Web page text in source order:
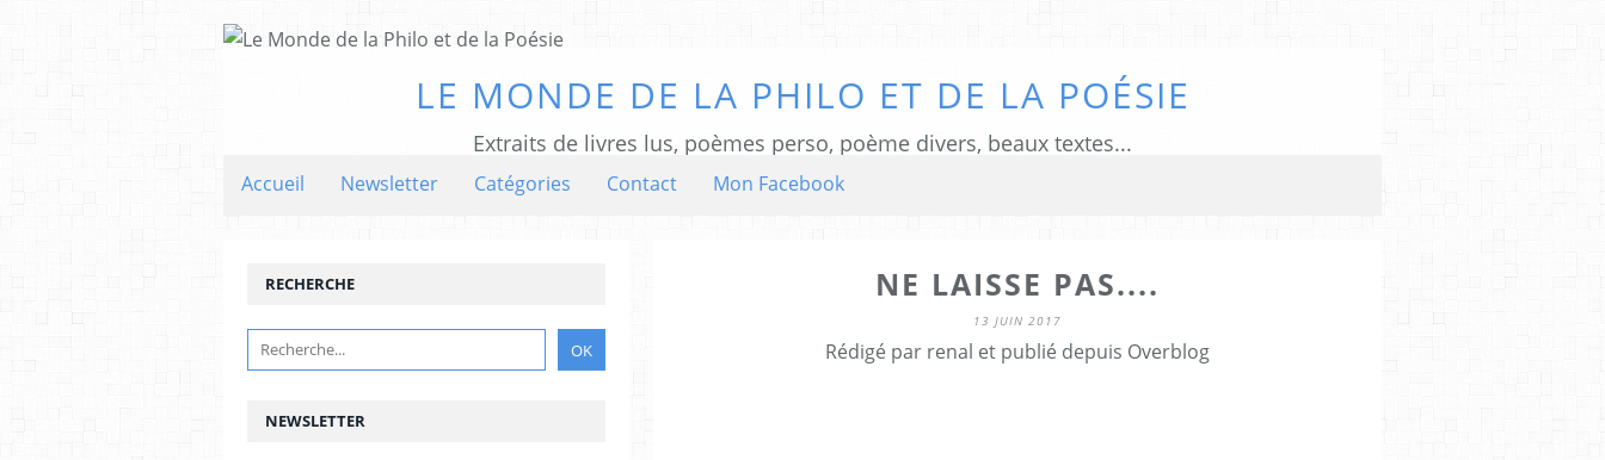
LE MONDE DE LA PHILO ET DE LA POÉSIE
Extraits de livres lus, poèmes perso, poème divers, beaux textes...
Accueil Newsletter Catégories Contact Mon Facebook
NE LAISSE PAS....
13 JUIN 2017
Rédigé par renal et publié depuis Overblog
NEWSLETTER
RECHERCHE